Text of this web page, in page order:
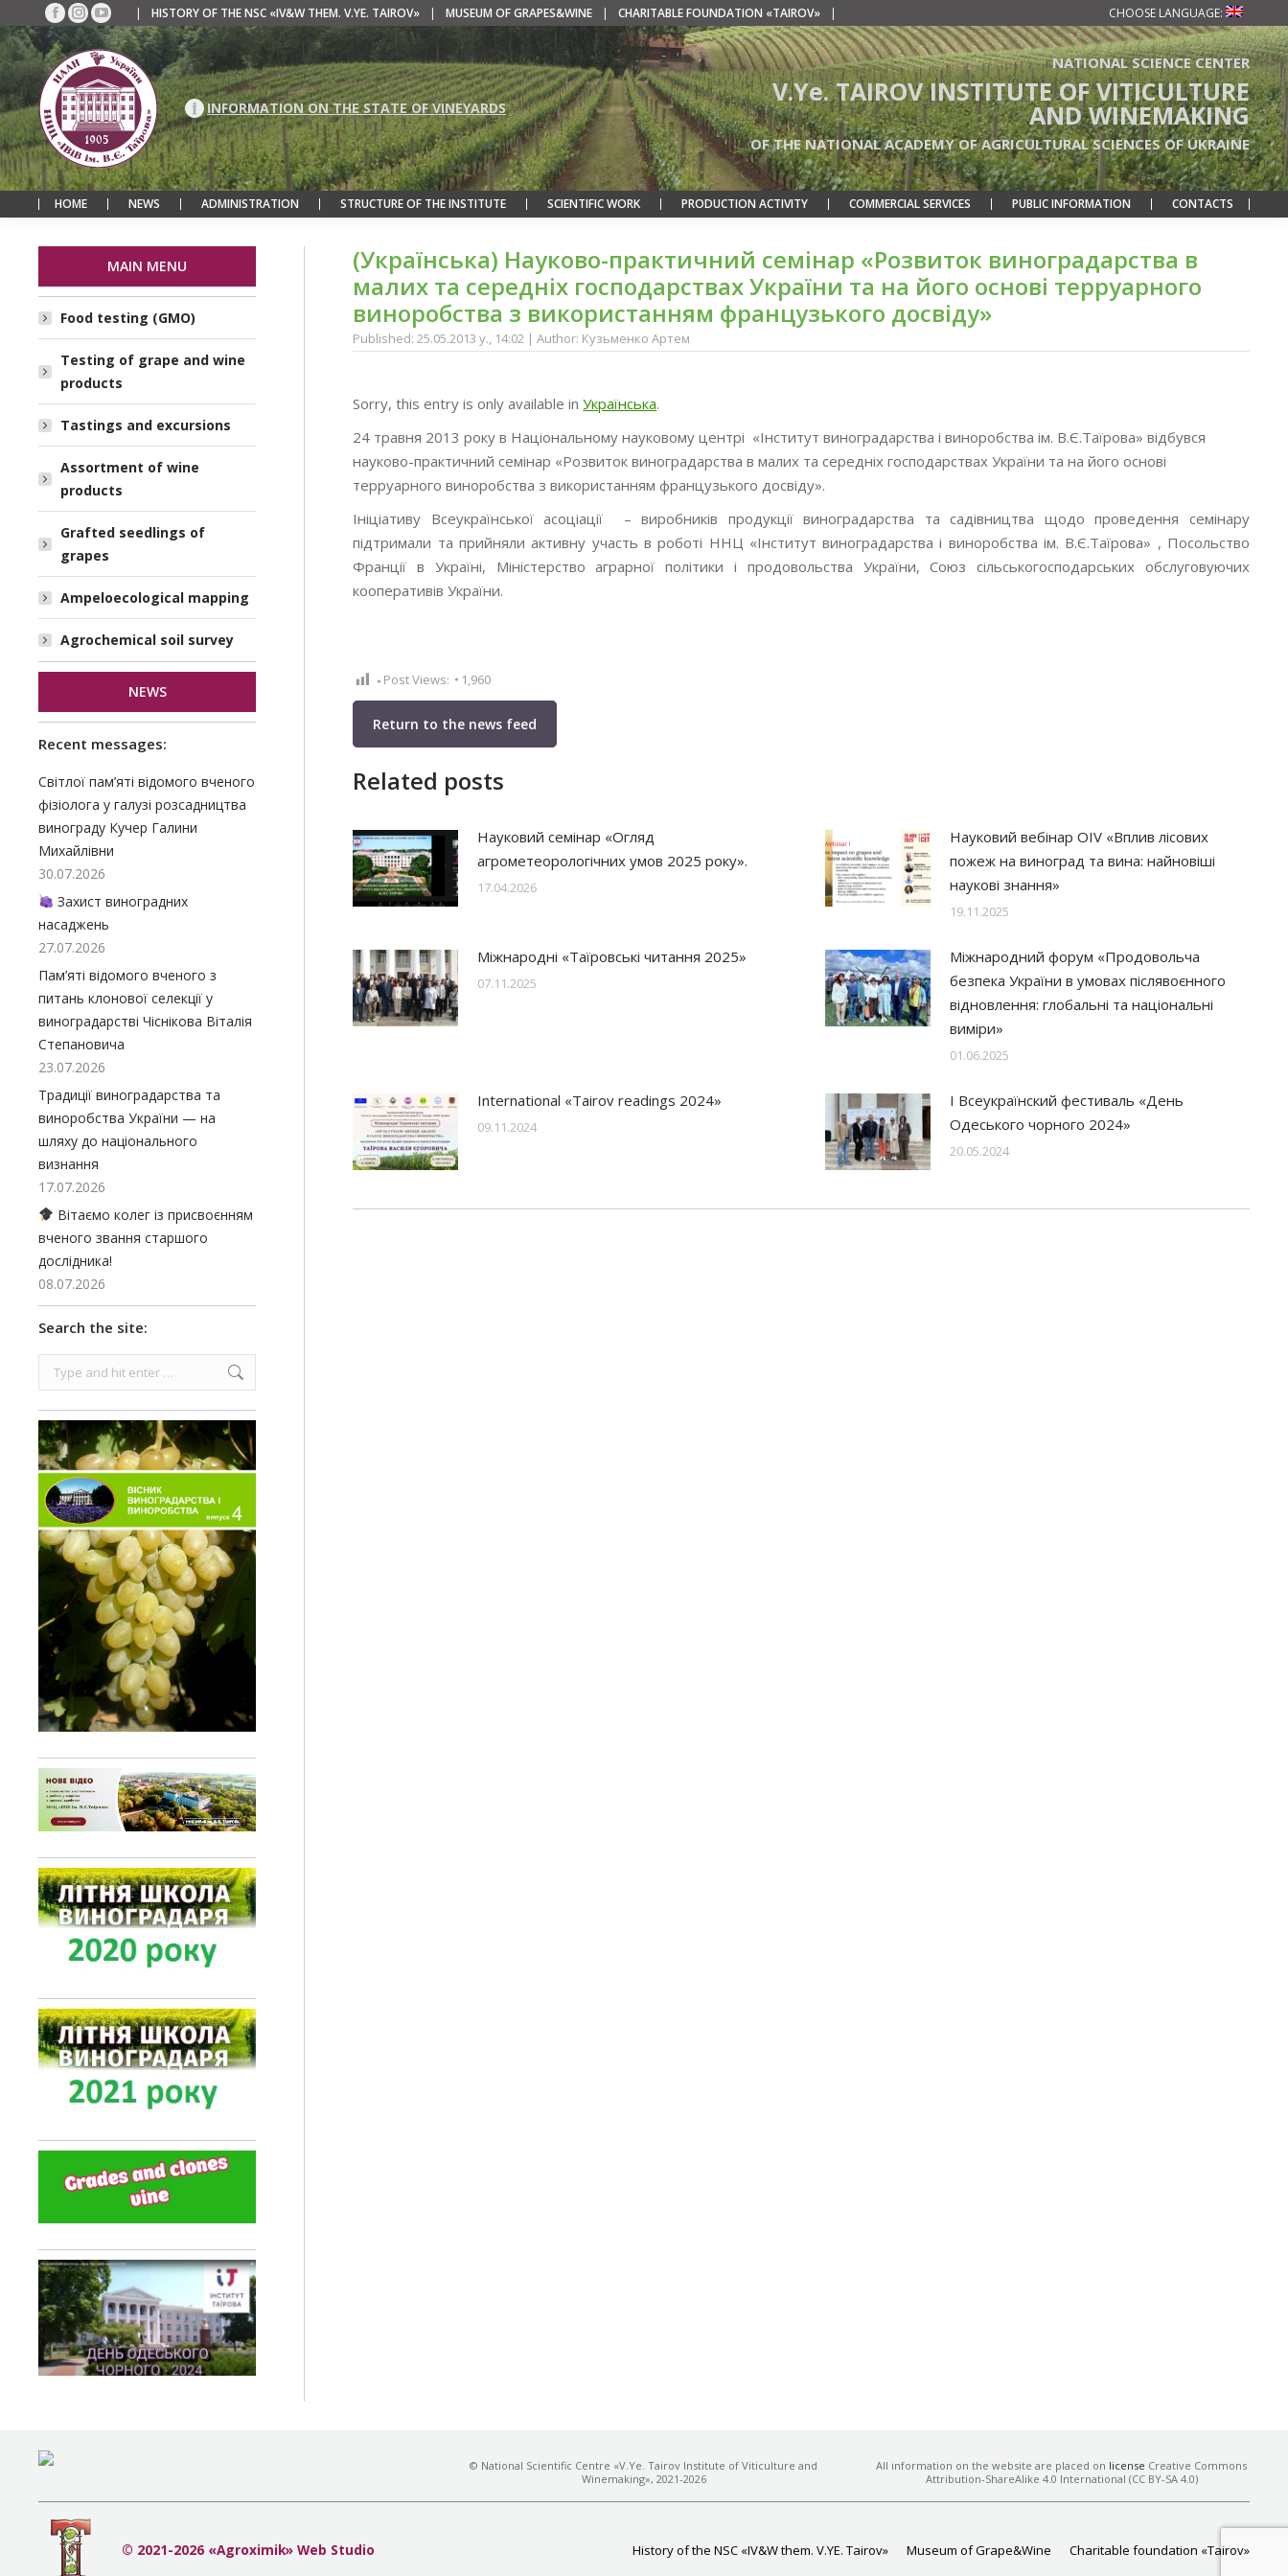
Facebook
page
opens
in
new
window
Instagram
page
opens
in
new
window
YouTube
page
opens
in
new
window
| HISTORY OF THE NSC «IV&W THEM. V.YE. TAIROV» | MUSEUM OF GRAPES&WINE | CHARITABLE FOUNDATION «TAIROV» | CHOOSE LANGUAGE:
INFORMATION ON THE STATE OF VINEYARDS
NATIONAL SCIENCE CENTER
V.Ye. TAIROV INSTITUTE OF VITICULTURE
AND WINEMAKING
OF THE NATIONAL ACADEMY OF AGRICULTURAL SCIENCES OF UKRAINE
HOME NEWS ADMINISTRATION STRUCTURE OF THE INSTITUTE SCIENTIFIC WORK PRODUCTION ACTIVITY COMMERCIAL SERVICES PUBLIC INFORMATION CONTACTS
(Українська) Науково-практичний семінар «Розвиток виноградарства в
малих та середніх господарствах України та на його основі терруарного
виноробства з використанням французького досвіду»
Published: 25.05.2013 y., 14:02 | Author: Кузьменко Артем
Sorry, this entry is only available inУкраїнська.
24 травня 2013 року в Національному науковому центрі «Інститут виноградарства і виноробства ім. В.Є.Таїрова» відбувся
науково-практичний семінар «Розвиток виноградарства в малих та середніх господарствах України та на його основі
терруарного виноробства з використанням французького досвіду».
Ініціативу Всеукраїнської асоціації – виробників продукції виноградарства та садівництва щодо проведення семінару
підтримали та прийняли активну участь в роботі ННЦ «Інститут виноградарства і виноробства ім. В.Є.Таїрова» , Посольство
Франції в Україні, Міністерство аграрної політики і продовольства України, Союз сільськогосподарських обслуговуючих
кооперативів України.
Post Views: 1,960
Return to the news feed
Related posts
Науковий семінар «Огляд
агрометеорологічних умов 2025 року».
17.04.2026
Науковий вебінар OIV «Вплив лісових
пожеж на виноград та вина: найновіші
наукові знання»
19.11.2025
Міжнародні «Таїровські читання 2025»
07.11.2025
Міжнародний форум «Продовольча
безпека України в умовах післявоєнного
відновлення: глобальні та національні
виміри»
01.06.2025
International «Tairov readings 2024»
09.11.2024
І Всеукраїнский фестиваль «День
Одеського чорного 2024»
20.05.2024
MAIN MENU
Food testing (GMO)
Testing of grape and wine
products
Tastings and excursions
Assortment of wine
products
Grafted seedlings of
grapes
Ampeloecological mapping
Agrochemical soil survey
NEWS
Recent messages:
Світлої пам’яті відомого вченого
фізіолога у галузі розсадництва
винограду Кучер Галини
Михайлівни
30.07.2026
Захист виноградних
насаджень
27.07.2026
Пам’яті відомого вченого з
питань клонової селекції у
виноградарстві Чіснікова Віталія
Степановича
23.07.2026
Традиції виноградарства та
виноробства України — на
шляху до національного
визнання
17.07.2026
Вітаємо колег із присвоєнням
вченого звання старшого
дослідника!
08.07.2026
Search the site:
Search:
© National Scientific Centre «V.Ye. Tairov Institute of Viticulture and
Winemaking», 2021-2026
All information on the website are placed on license Creative Commons
Attribution-ShareAlike 4.0 International (CC BY-SA 4.0)
© 2021-2026 «Agroximik» Web Studio History of the NSC «IV&W them. V.YE. Tairov» Museum of Grape&Wine Charitable foundation «Tairov»